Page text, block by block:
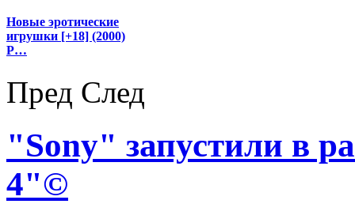
Новые эротические
игрушки [+18] (2000)
P…
Пред След
"Sony" запустили в
4"©